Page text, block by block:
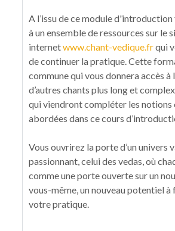
A l’issu de ce module d'introduction
à un ensemble de ressources sur le
internetwww.chant-vedique.frqui
de continuer la pratique. Cette
commune qui vous donnera accès à
d’autres chants plus long et
qui viendront compléter les notions
abordées dans ce cours
Vous ouvrirez la porte d’un univers
passionnant, celui des vedas, où
comme une porte ouverte sur un
vous-même, un nouveau potentiel
votre pratique.